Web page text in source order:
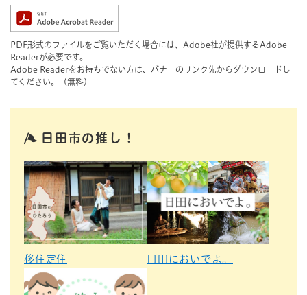
PDF形式のファイルをご覧いただく場合には、Adobe社が提供するAdobe
Readerが必要です。
Adobe Readerをお持ちでない方は、バナーのリンク先からダウンロードし
てください。（無料）
日田市の推し！
移住定住 日田においでよ。